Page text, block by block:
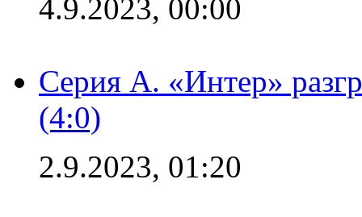
4.9.2023, 00:00
Серия А. «Интер»
(4:0)
2.9.2023, 01:20